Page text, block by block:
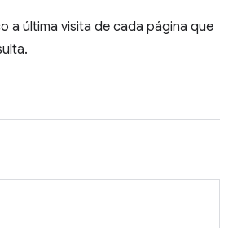
a última visita de cada página que